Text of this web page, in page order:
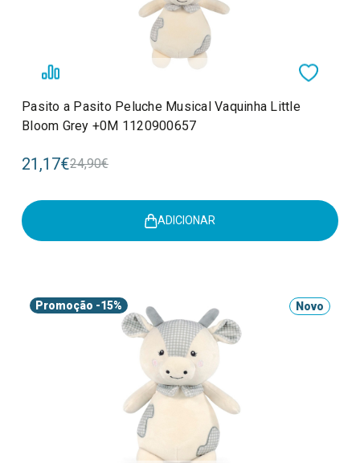
Pasito a Pasito Peluche Musical Vaquinha Little
Bloom Grey +0M 1120900657
21,17€24,90€
ADICIONAR
Promoção -15% Novo